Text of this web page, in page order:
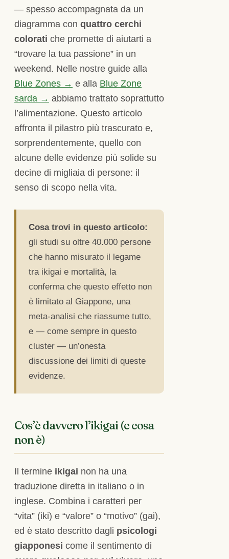
— spesso accompagnata da un
diagramma con quattro cerchi
colorati che promette di aiutarti a
“trovare la tua passione” in un
weekend. Nelle nostre guide alla
Blue Zones → e alla Blue Zone
sarda → abbiamo trattato soprattutto
l’alimentazione. Questo articolo
affronta il pilastro più trascurato e,
sorprendentemente, quello con
alcune delle evidenze più solide su
decine di migliaia di persone: il
senso di scopo nella vita.
Cosa trovi in questo articolo:
gli studi su oltre 40.000 persone
che hanno misurato il legame
tra ikigai e mortalità, la
conferma che questo effetto non
è limitato al Giappone, una
meta-analisi che riassume tutto,
e — come sempre in questo
cluster — un’onesta
discussione dei limiti di queste
evidenze.
Cos’è davvero l’ikigai (e cosa
non è)
Il termine ikigai non ha una
traduzione diretta in italiano o in
inglese. Combina i caratteri per
“vita” (iki) e “valore” o “motivo” (gai),
ed è stato descritto dagli psicologi
giapponesi come il sentimento di